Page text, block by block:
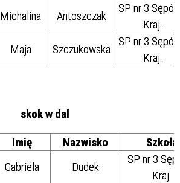
Michalina Antoszczak
SP nr 3
Kraj.
Maja Szczukowska
SP nr 3
Kraj.
skok w dal
Imię Nazwisko
Szkoła
Gabriela Dudek
SP nr 3
Kraj.